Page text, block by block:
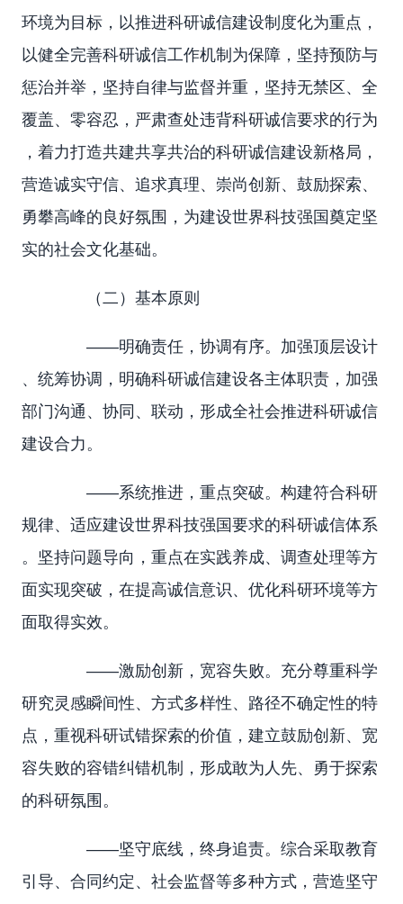
环境为目标，以推进科研诚信建设制度化为重点，
以健全完善科研诚信工作机制为保障，坚持预防与
惩治并举，坚持自律与监督并重，坚持无禁区、全
覆盖、零容忍，严肃查处违背科研诚信要求的行为
，着力打造共建共享共治的科研诚信建设新格局，
营造诚实守信、追求真理、崇尚创新、鼓励探索、
勇攀高峰的良好氛围，为建设世界科技强国奠定坚
实的社会文化基础。
（二）基本原则
——明确责任，协调有序。加强顶层设计
、统筹协调，明确科研诚信建设各主体职责，加强
部门沟通、协同、联动，形成全社会推进科研诚信
建设合力。
——系统推进，重点突破。构建符合科研
规律、适应建设世界科技强国要求的科研诚信体系
。坚持问题导向，重点在实践养成、调查处理等方
面实现突破，在提高诚信意识、优化科研环境等方
面取得实效。
——激励创新，宽容失败。充分尊重科学
研究灵感瞬间性、方式多样性、路径不确定性的特
点，重视科研试错探索的价值，建立鼓励创新、宽
容失败的容错纠错机制，形成敢为人先、勇于探索
的科研氛围。
——坚守底线，终身追责。综合采取教育
引导、合同约定、社会监督等多种方式，营造坚守